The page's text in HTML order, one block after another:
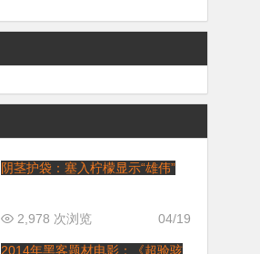
阴茎护袋：塞入柠檬显示“雄伟”
04/19
2,978 次浏览
2014年黑客题材电影：《超验骇